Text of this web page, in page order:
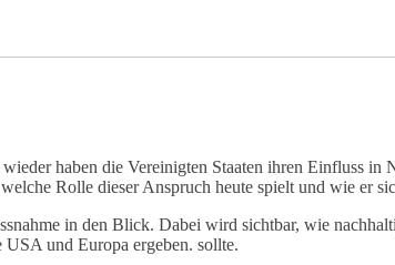
haben die Vereinigten Staaten ihren Einfluss in
Rolle dieser Anspruch heute spielt und wie er
in den Blick. Dabei wird sichtbar, wie
und Europa ergeben. sollte.